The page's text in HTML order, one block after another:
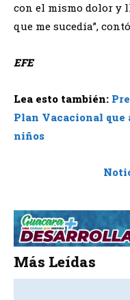
con el mismo dolor y
que me sucedía”,
EFE
Lea esto también:
Plan Vacacional que
niños
Más Leídas